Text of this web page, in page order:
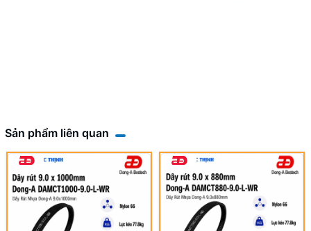
Sản phẩm liên quan